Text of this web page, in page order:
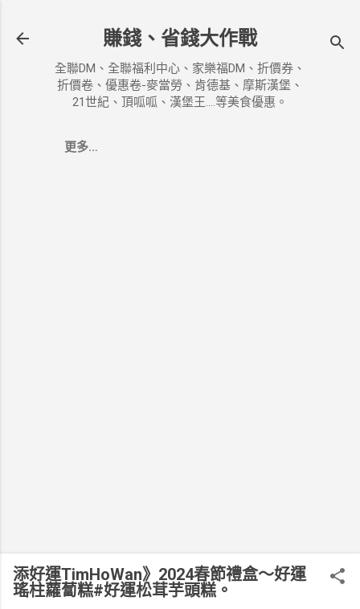
賺錢、省錢大作戰
全聯DM、全聯福利中心、家樂福DM、折價券、
折價卷、優惠卷-麥當勞、肯德基、摩斯漢堡、
21世紀、頂呱呱、漢堡王....等美食優惠。
更多…
添好運TimHoWan》2024春節禮盒～好運
瑤柱蘿蔔糕#好運松茸芋頭糕。